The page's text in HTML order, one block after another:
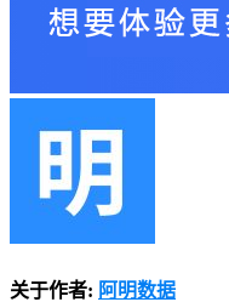
关于作者: 阿明数据